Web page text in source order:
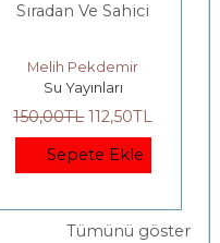
Sıradan Ve Sahici
Melih Pekdemir
Su Yayınları
150,00TL 112,50TL
Sepete Ekle
Tümünü göster